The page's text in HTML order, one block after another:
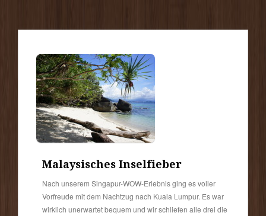
Malaysisches Inselfieber
Nach unserem Singapur-WOW-Erlebnis ging es voller
Vorfreude mit dem Nachtzug nach Kuala Lumpur. Es war
wirklich unerwartet bequem und wir schliefen alle drei die